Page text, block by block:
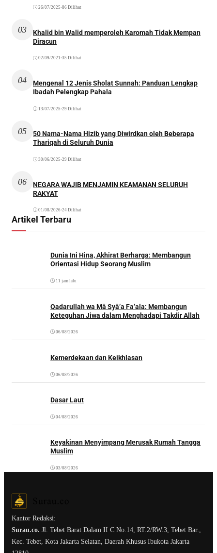
26/07/2025 •86 Dilihat
03
Khalid bin Walid memperoleh Karomah Tidak Mempan
Diracun
02/09/2021 •35 Dilihat
04
Mengenal 12 Jenis Sholat Sunnah: Panduan Lengkap
Ibadah Pelengkap Pahala
13/07/2025 •29 Dilihat
05
50 Nama-Nama Hizib yang Diwirdkan oleh Beberapa
Thariqah di Seluruh Dunia
30/06/2025 •29 Dilihat
06
NEGARA WAJIB MENJAMIN KEAMANAN SELURUH
RAKYAT
01/08/2026•24 Dilihat
Artikel Terbaru
Dunia Ini Hina, Akhirat Berharga: Membangun
Orientasi Hidup Seorang Muslim
11 jam lalu
Qadarullah wa Mā Syā’a Fa’ala: Membangun
Keteguhan Jiwa dalam Menghadapi Takdir Allah
06/08/2026
Kemerdekaan dan Keikhlasan
06/08/2026
Dasar Laut
04/08/2026
Keyakinan Menyimpang Merusak Rumah Tangga
Muslim
03/08/2026
Kantor Redaksi:
Surau.co. Jl. Tebet Barat Dalam II C No.14, RT.2/RW.3, Tebet Bar.,
Kec. Tebet, Kota Jakarta Selatan, Daerah Khusus Ibukota Jakarta